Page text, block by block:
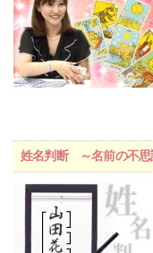
姓名判断 ～名前の不思